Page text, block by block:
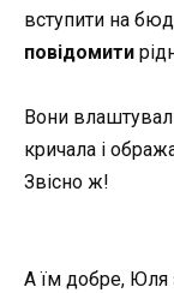
вступити на
повідомити
Вони
кричала і
Звісно ж!
А їм добре, Юля